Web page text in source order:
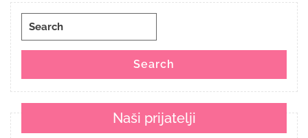
Search
Search
Naši prijatelji